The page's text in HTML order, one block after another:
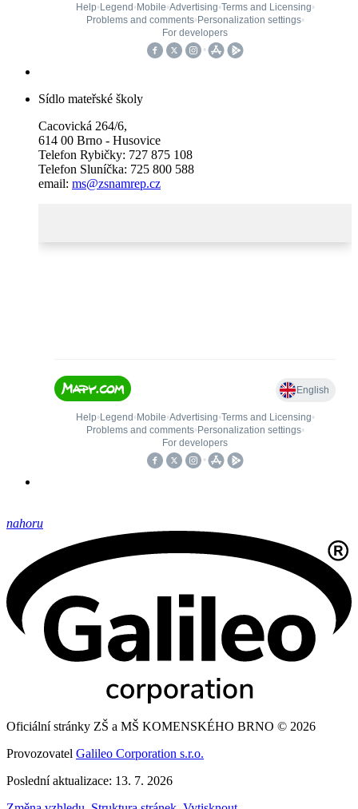
Sídlo mateřské školy
Cacovická 264/6,
614 00 Brno - Husovice
Telefon Rybičky: 727 875 108
Telefon Sluníčka: 725 800 588
email: ms@zsnamrep.cz
nahoru
Oficiální stránky ZŠ a MŠ KOMENSKÉHO BRNO © 2026
Provozovatel Galileo Corporation s.r.o.
Poslední aktualizace: 13. 7. 2026